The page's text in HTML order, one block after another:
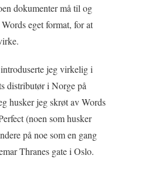
dokumenter må til og
eget format, for at
jeg virkelig i
distributør i Norge på
husker jeg skrøt av Words
(noen som husker
på noe som en gang
Thranes gate i Oslo.